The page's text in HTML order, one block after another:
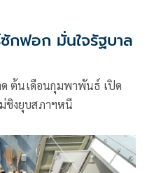
กฟอก มั่นใจรัฐบาล
ด ต้นเดือนกุมพาพันธ์ เปิด
ชิงยุบสภาฯหนี